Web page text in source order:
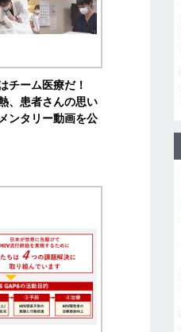
チーム医療だ！
、患者さんの思い
ンタリー動画を公